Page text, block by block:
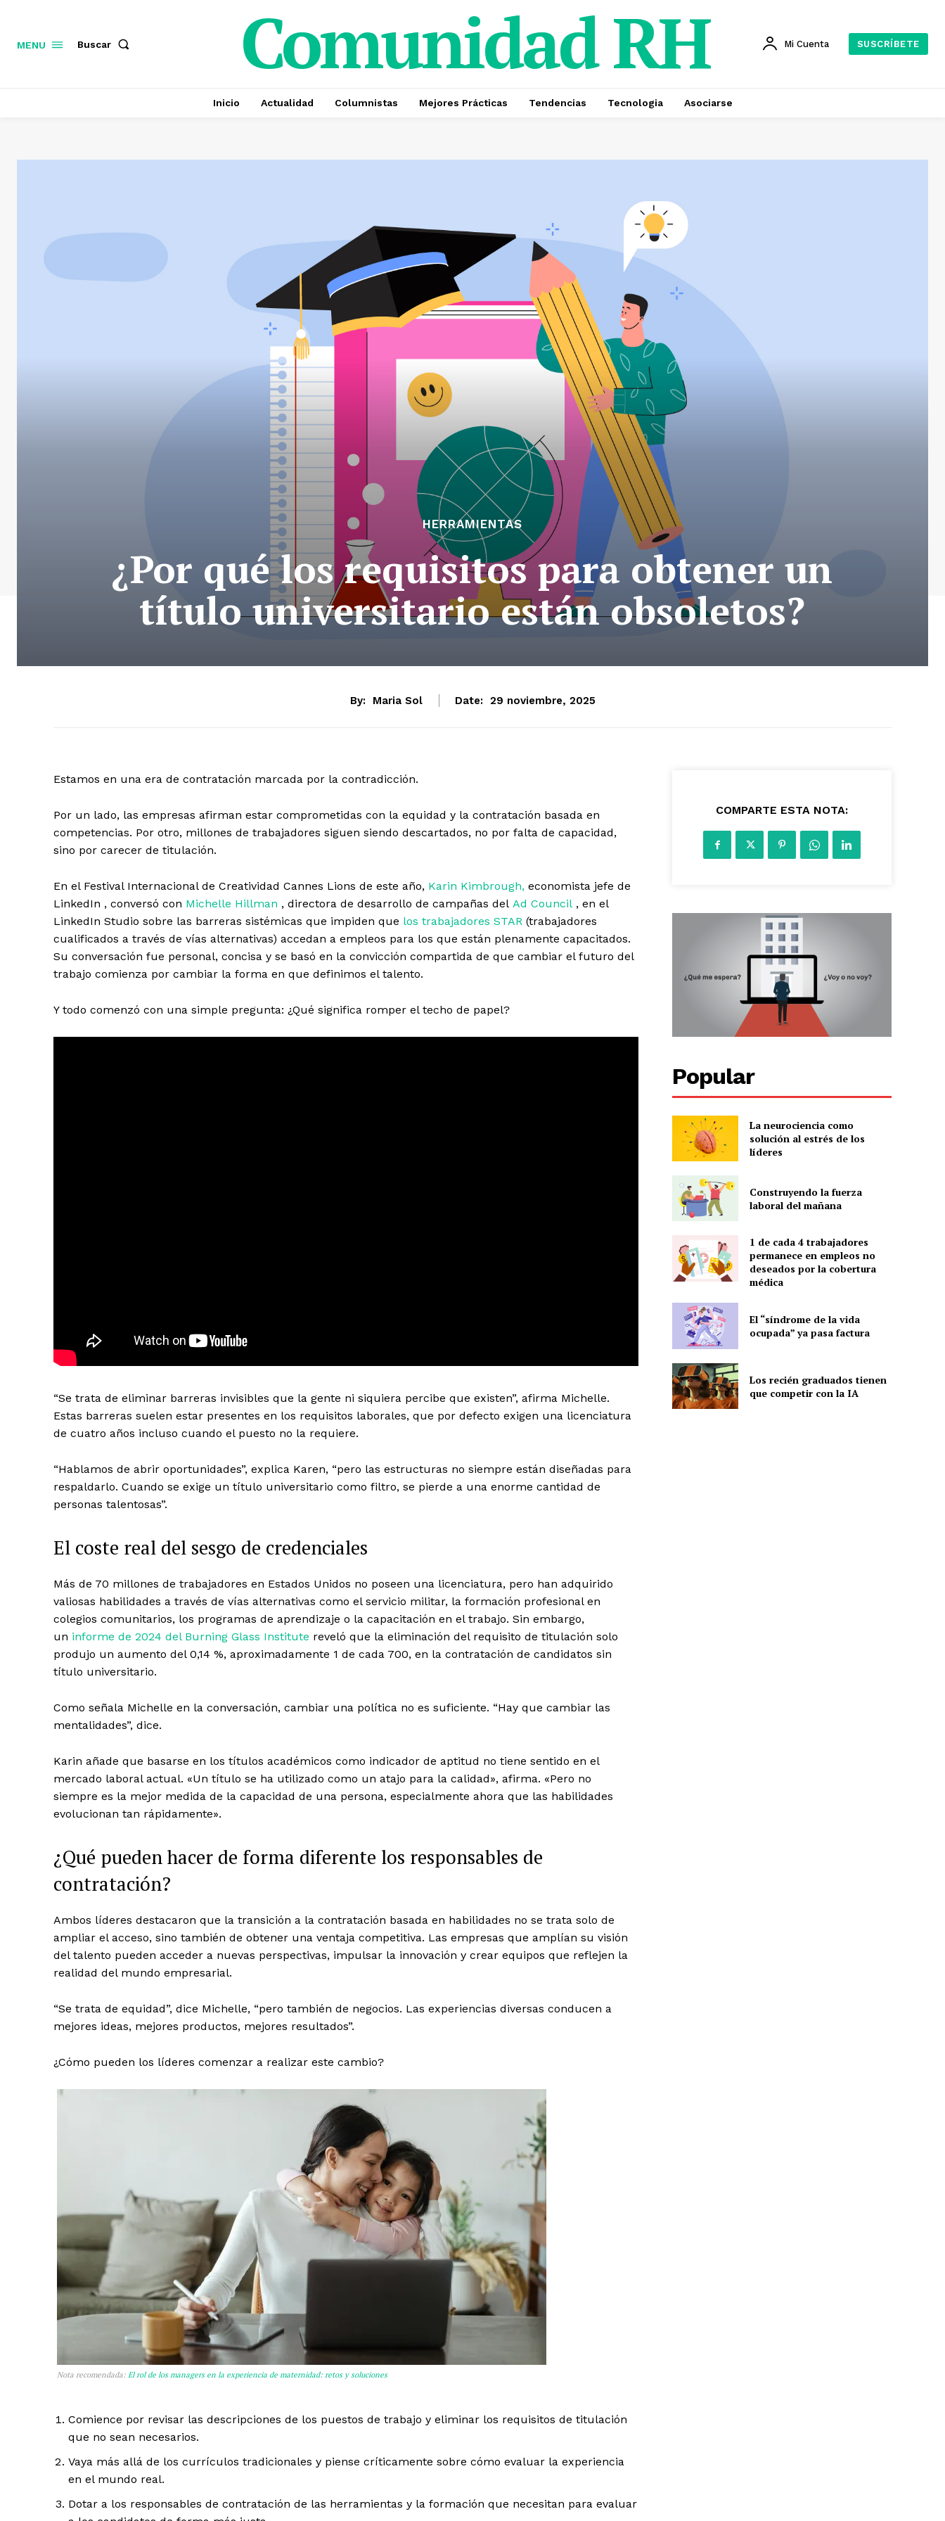
MENU Buscar Comunidad RH Mi Cuenta SUSCRÍBETE
Inicio Actualidad Columnistas Mejores Prácticas Tendencias Tecnologia Asociarse
HERRAMIENTAS
¿Por qué los requisitos para obtener un
título universitario están obsoletos?
By: Maria Sol Date: 29 noviembre, 2025
Estamos en una era de contratación marcada por la contradicción.
Por un lado, las empresas afirman estar comprometidas con la equidad y la contratación basada en
competencias. Por otro, millones de trabajadores siguen siendo descartados, no por falta de capacidad,
sino por carecer de titulación.
En el Festival Internacional de Creatividad Cannes Lions de este año, Karin Kimbrough, economista jefe de
LinkedIn , conversó con Michelle Hillman , directora de desarrollo de campañas del Ad Council , en el
LinkedIn Studio sobre las barreras sistémicas que impiden que los trabajadores STAR (trabajadores
cualificados a través de vías alternativas) accedan a empleos para los que están plenamente capacitados.
Su conversación fue personal, concisa y se basó en la convicción compartida de que cambiar el futuro del
trabajo comienza por cambiar la forma en que definimos el talento.
Y todo comenzó con una simple pregunta: ¿Qué significa romper el techo de papel?
“Se trata de eliminar barreras invisibles que la gente ni siquiera percibe que existen”, afirma Michelle.
Estas barreras suelen estar presentes en los requisitos laborales, que por defecto exigen una licenciatura
de cuatro años incluso cuando el puesto no la requiere.
“Hablamos de abrir oportunidades”, explica Karen, “pero las estructuras no siempre están diseñadas para
respaldarlo. Cuando se exige un título universitario como filtro, se pierde a una enorme cantidad de
personas talentosas”.
El coste real del sesgo de credenciales
Más de 70 millones de trabajadores en Estados Unidos no poseen una licenciatura, pero han adquirido
valiosas habilidades a través de vías alternativas como el servicio militar, la formación profesional en
colegios comunitarios, los programas de aprendizaje o la capacitación en el trabajo. Sin embargo,
un informe de 2024 del Burning Glass Institute reveló que la eliminación del requisito de titulación solo
produjo un aumento del 0,14 %, aproximadamente 1 de cada 700, en la contratación de candidatos sin
título universitario.
Como señala Michelle en la conversación, cambiar una política no es suficiente. “Hay que cambiar las
mentalidades”, dice.
Karin añade que basarse en los títulos académicos como indicador de aptitud no tiene sentido en el
mercado laboral actual. «Un título se ha utilizado como un atajo para la calidad», afirma. «Pero no
siempre es la mejor medida de la capacidad de una persona, especialmente ahora que las habilidades
evolucionan tan rápidamente».
¿Qué pueden hacer de forma diferente los responsables de
contratación?
Ambos líderes destacaron que la transición a la contratación basada en habilidades no se trata solo de
ampliar el acceso, sino también de obtener una ventaja competitiva. Las empresas que amplían su visión
del talento pueden acceder a nuevas perspectivas, impulsar la innovación y crear equipos que reflejen la
realidad del mundo empresarial.
“Se trata de equidad”, dice Michelle, “pero también de negocios. Las experiencias diversas conducen a
mejores ideas, mejores productos, mejores resultados”.
¿Cómo pueden los líderes comenzar a realizar este cambio?
Nota recomendada: El rol de los managers en la experiencia de maternidad: retos y soluciones
Comience por revisar las descripciones de los puestos de trabajo y eliminar los requisitos de titulación
que no sean necesarios.
Vaya más allá de los currículos tradicionales y piense críticamente sobre cómo evaluar la experiencia
en el mundo real.
Dotar a los responsables de contratación de las herramientas y la formación que necesitan para evaluar
COMPARTE ESTA NOTA:
Popular
La neurociencia como
solución al estrés de los
líderes
Construyendo la fuerza
laboral del mañana
1 de cada 4 trabajadores
permanece en empleos no
deseados por la cobertura
médica
El “síndrome de la vida
ocupada” ya pasa factura
Los recién graduados tienen
que competir con la IA